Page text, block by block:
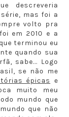
descreveria
mas foi a
volto pra
foi em 2010 e a
terminou eu
quando sua
sabe... Logo
se não me
épicas
e
muito meu
mundo que
que não